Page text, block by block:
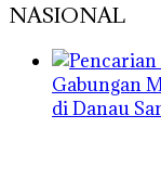
NASIONAL